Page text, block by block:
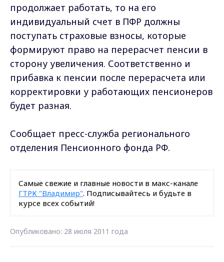
продолжает работать, то на его
индивидуальный счет в ПФР должны
поступать страховые взносы, которые
формируют право на перерасчет пенсии в
сторону увеличения. Соответственно и
прибавка к пенсии после перерасчета или
корректировки у работающих пенсионеров
будет разная.
Сообщает пресс-служба регионального
отделения Пенсионного фонда РФ.
Самые свежие и главные новости в макс-канале
ГТРК "Владимир". Подписывайтесь и будьте в
курсе всех событий!
Опубликовано: 28 июля 2011 года